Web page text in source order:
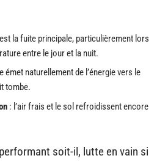
la fuite principale, particulièrement lors
entre le jour et la nuit.
émet naturellement de l’énergie vers le
tombe.
: l’air frais et le sol refroidissent encore
soit-il, lutte en vain si